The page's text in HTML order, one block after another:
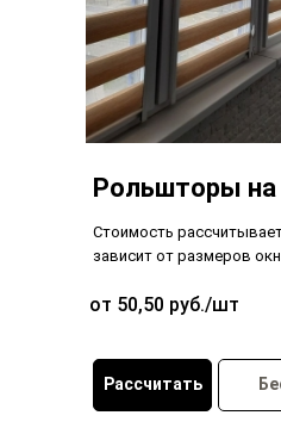
Рольшторы на
Стоимость
зависит от размеров
Рассчитать
от 50,50 руб./шт